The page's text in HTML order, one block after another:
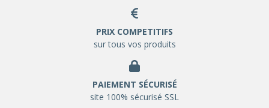
PRIX COMPETITIFS
sur tous vos produits
PAIEMENT SÉCURISÉ
site 100% sécurisé SSL